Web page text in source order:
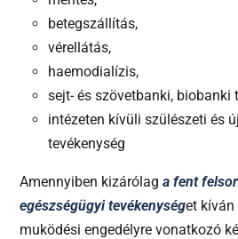
betegszállítás,
vérellátás,
haemodialízis,
sejt- és szövetbanki, biobanki
intézeten kívüli szülészeti és
tevékenység
Amennyiben kizárólag a fent
egészségügyi tevékenységet kíván
muködési engedélyre vonatkozó